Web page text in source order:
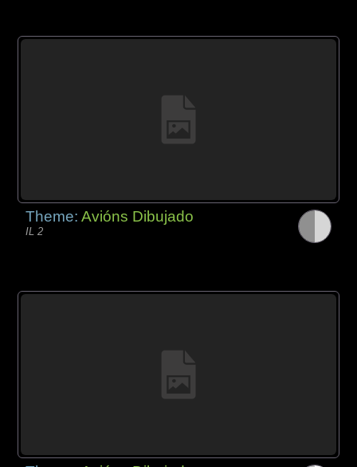
Theme:Avións Dibujado
IL 2